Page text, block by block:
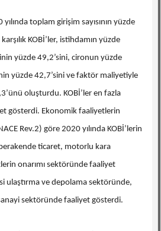
toplam girişim sayısının yüzde
KOBİ’ler, istihdamın yüzde
yüzde 49,2’sini, cironun yüzde
yüzde 42,7’sini ve faktör maliyetiyle
oluşturdu. KOBİ’ler en fazla
gösterdi. Ekonomik faaliyetlerin
Rev.2) göre 2020 yılında KOBİ’lerin
ticaret, motorlu kara
onarımı sektöründe faaliyet
ulaştırma ve depolama sektöründe,
sektöründe faaliyet gösterdi.